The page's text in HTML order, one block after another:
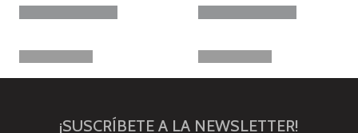
¡SUSCRÍBETE A LA NEWSLETTER!